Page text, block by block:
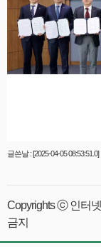
글쓴날 : [2025-04-05 08:53:51.0]
Copyrights ⓒ 인터
금지